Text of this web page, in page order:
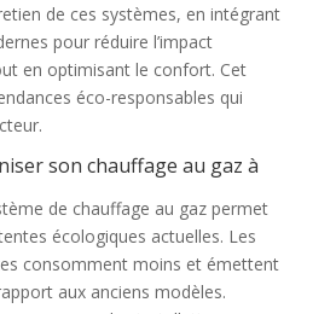
de ces systèmes, en intégrant
pour réduire l’impact
en optimisant le confort. Cet
éco-responsables qui
son chauffage au gaz à
de chauffage au gaz permet
écologiques actuelles. Les
consomment moins et émettent
aux anciens modèles.